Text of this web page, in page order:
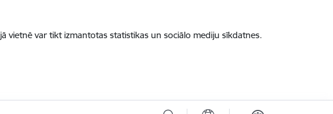
vietnē var tikt izmantotas statistikas un sociālo mediju sīkdatnes.